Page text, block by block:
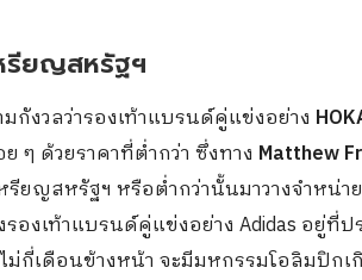
รียญสหรัฐฯ
กังวลว่ารองเท้าแบรนด์คู่แข่งอย่าง
ๆ ด้วยราคาที่ต่ำกว่า ซึ่งทาง Matthew
รียญสหรัฐฯ หรือต่ำกว่านั้นมาวางจำหน่
องเท้าแบรนด์คู่แข่งอย่าง Adidas อยู่ที่
ม่กี่เดือนข้างหน้า จะมีมหกรรมโอลิมปิก